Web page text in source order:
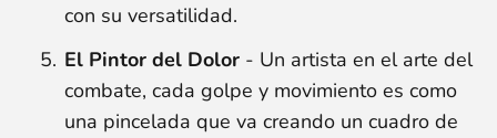
con su versatilidad.
El Pintor del Dolor - Un artista en el arte del
combate, cada golpe y movimiento es como
una pincelada que va creando un cuadro de